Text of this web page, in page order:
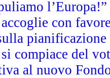
l’Europa!”
con
compiace del
al nuovo